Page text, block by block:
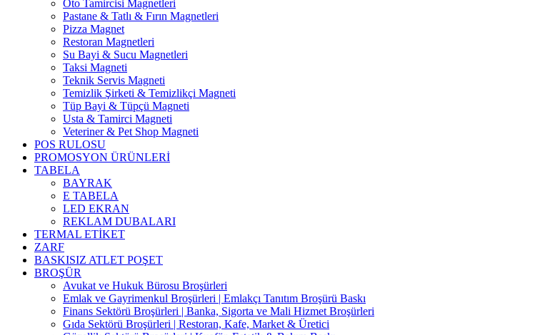
Oto Tamircisi Magnetleri
Pastane & Tatlı & Fırın Magnetleri
Pizza Magnet
Restoran Magnetleri
Su Bayi & Sucu Magnetleri
Taksi Magneti
Teknik Servis Magneti
Temizlik Şirketi & Temizlikçi Magneti
Tüp Bayi & Tüpçü Magneti
Usta & Tamirci Magneti
Veteriner & Pet Shop Magneti
POS RULOSU
PROMOSYON ÜRÜNLERİ
TABELA
BAYRAK
E TABELA
LED EKRAN
REKLAM DUBALARI
TERMAL ETİKET
ZARF
BASKISIZ ATLET POŞET
BROŞÜR
Avukat ve Hukuk Bürosu Broşürleri
Emlak ve Gayrimenkul Broşürleri | Emlakçı Tanıtım Broşürü Baskı
Finans Sektörü Broşürleri | Banka, Sigorta ve Mali Hizmet Broşürleri
Gıda Sektörü Broşürleri | Restoran, Kafe, Market & Üretici